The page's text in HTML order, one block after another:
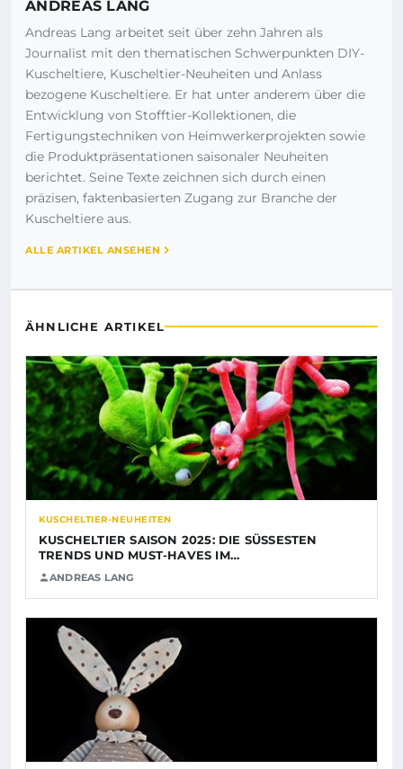
ANDREAS LANG
Andreas Lang arbeitet seit über zehn Jahren als
Journalist mit den thematischen Schwerpunkten DIY-
Kuscheltiere, Kuscheltier-Neuheiten und Anlass
bezogene Kuscheltiere. Er hat unter anderem über die
Entwicklung von Stofftier-Kollektionen, die
Fertigungstechniken von Heimwerkerprojekten sowie
die Produktpräsentationen saisonaler Neuheiten
berichtet. Seine Texte zeichnen sich durch einen
präzisen, faktenbasierten Zugang zur Branche der
Kuscheltiere aus.
ALLE ARTIKEL ANSEHEN
ÄHNLICHE ARTIKEL
KUSCHELTIER-NEUHEITEN
KUSCHELTIER SAISON 2025: DIE SÜSSESTEN T
RENDS UND MUST-HAVES IM…
ANDREAS LANG